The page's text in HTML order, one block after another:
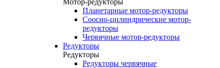
Мотор-редукторы
Планетарные мотор-редукторы
Соосно-цилиндрические мотор-
редукторы
Червячные мотор-редукторы
Редукторы
Редукторы
Редукторы червячные